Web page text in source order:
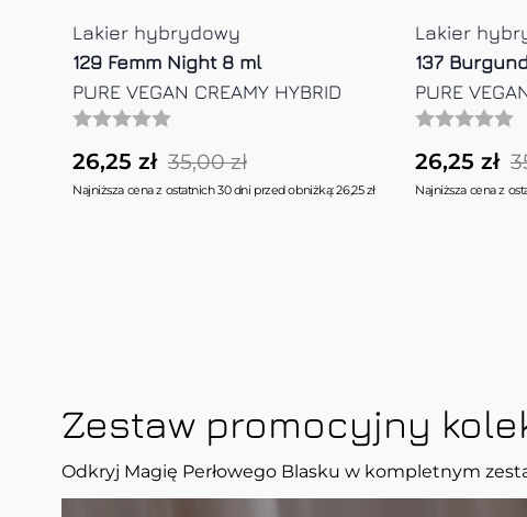
Lakier hybrydowy
039 Luxury Silver 8 ml
PURE VEGAN CREAMY HYBRID
26,25 zł 35,00 zł
Najniższa cena z ostatnich 30 dni przed obniżką: 26,25 zł
Lakier
259
PURE
26,25 zł
Najniższa cena z
Zestaw promocyjny
Odkryj Magię Perłowego Blasku w kompletnym